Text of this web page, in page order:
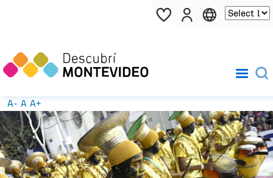
Pasar al contenido principal
A- A A+